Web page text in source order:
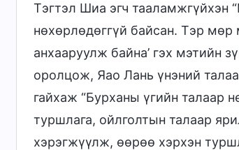
Тэгтэл Шиа эгч тааламжгүйхэн
нөхөрлөдөггүй байсан. Тэр
анхааруулж байна’ гэх мэтийн
оролцож, Яао Лань үнэний
гайхаж “Бурханы үгийн талаар
туршлага, ойлголтын талаар
хэрэгжүүлж, өөрөө хэрхэн